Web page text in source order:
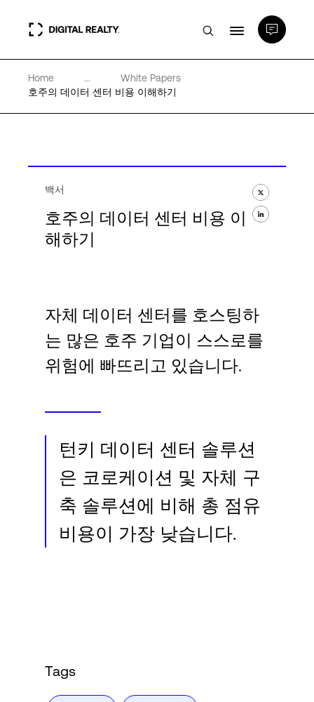
데이터 센터
전문성 및 리소스
Language
로그인
Home ...
White Papers
호주의 데이터 센터 비용 이해하기
백서
호주의 데이터 센터 비용 이
해하기
자체 데이터 센터를 호스팅하
는 많은 호주 기업이 스스로를
위험에 빠뜨리고 있습니다.
턴키 데이터 센터 솔루션
은 코로케이션 및 자체 구
축 솔루션에 비해 총 점유
비용이 가장 낮습니다.
Tags